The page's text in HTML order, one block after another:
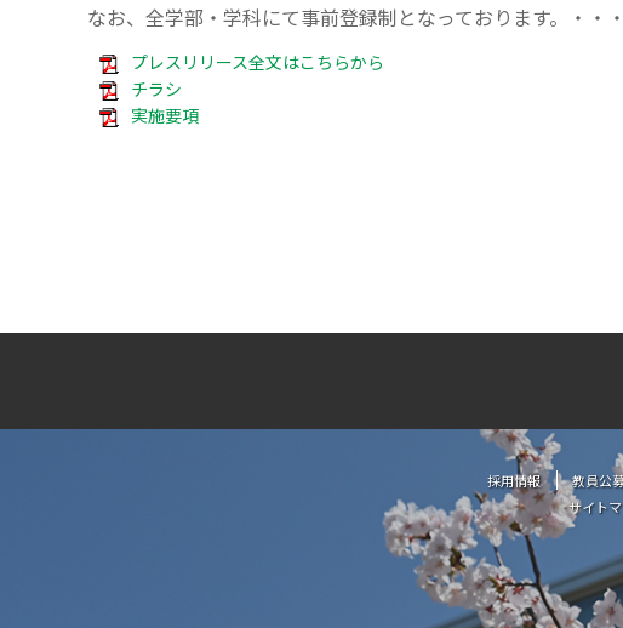
なお、全学部・学科にて事前登録制となっております。・・・
プレスリリース全文はこちらから
チラシ
実施要項
採用情報 教員公
サイト